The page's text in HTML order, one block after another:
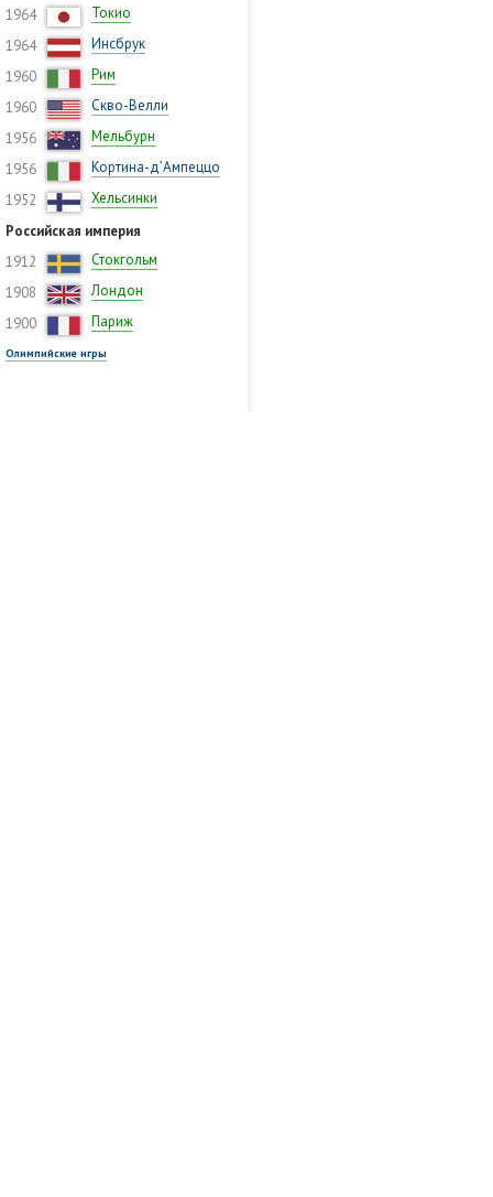
1964
Токио
1964
Инсбрук
1960
Рим
1960
Скво-Велли
1956
Мельбурн
1956
Кортина-д’Ампеццо
1952
Хельсинки
Российская империя
1912
Стокгольм
1908
Лондон
1900
Париж
Олимпийские игры